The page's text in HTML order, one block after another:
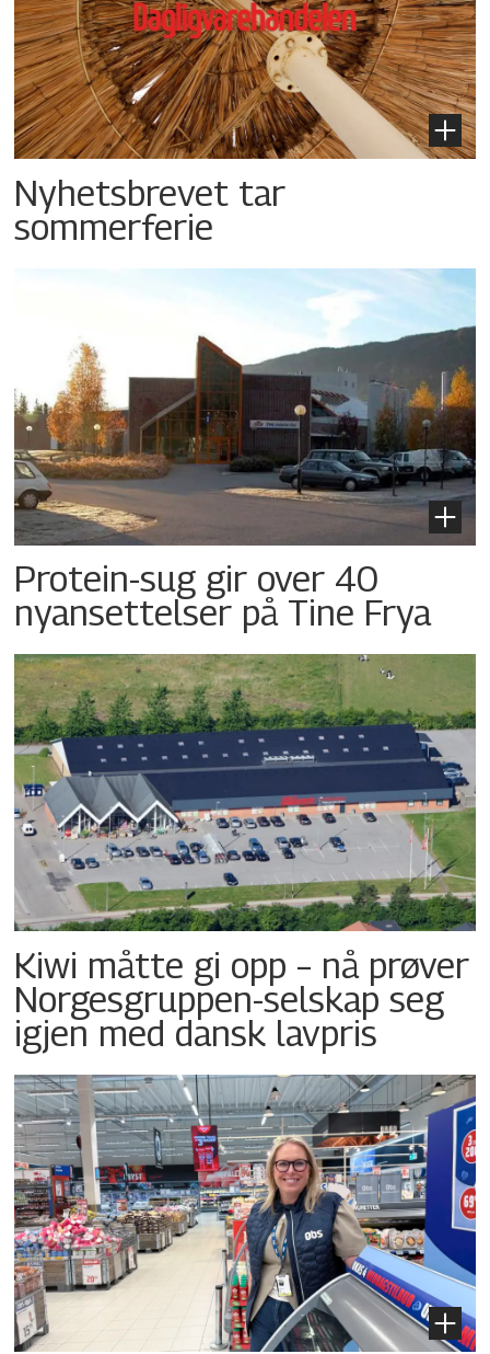
Nyhetsbrevet tar
sommerferie
Protein-sug gir over 40
nyansettelser på Tine Frya
Kiwi måtte gi opp – nå prøver
Norgesgruppen-selskap seg
igjen med dansk lavpris